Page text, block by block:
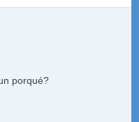
porqué?